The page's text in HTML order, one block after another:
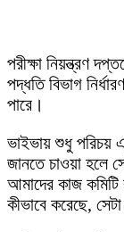
পরীক্ষা নিয়ন্ত্রণ
পদ্ধতি বিভাগ
পারে।
ভাইভায় শুধু পরিচয়
জানতে চাওয়া হলে
আমাদের কাজ
কীভাবে করেছে,